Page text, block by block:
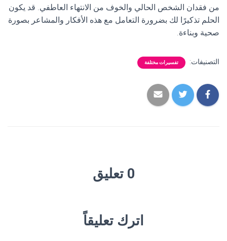
من فقدان الشخص الحالي والخوف من الانتهاء العاطفي. قد يكون
الحلم تذكيرًا لك بضرورة التعامل مع هذه الأفكار والمشاعر بصورة
صحية وبناءة.
التصنيفات: تفسيرات مختلفة
0 تعليق
اترك تعليقاً